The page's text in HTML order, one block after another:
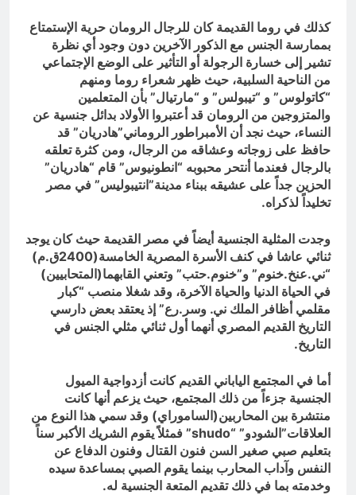
كذلك في روما القديمة كان للرجال الرومان حرية الإستمتاع
بممارسة الجنس مع الذكور الآخرين دون وجود أي نظرة
تشير إلى خسارة الرجولة أو التأثير على الوضع الإجتماعي
من الناحية السلبية، حيث ظهر شعراء روما ومنهم
“كاتولوس” و “تيبولس” و “مارتيال” بأن المتعلمين
والمتزوجين من الرومان قد أعتبروا الأولاد بدائل جنسية عن
النساء، حيث نجد أن الأمبراطور الروماني”هادريان” قد
حافظ على زوجاته وعشاقه من الرجال، ومن كثرة تعلقه
بالرجال فعندما أنتحر محبوبه “انطونيوس” قام “هادريان”
الحزين جداً على عشيقه ببناء مدينة”انتيبوليس” في مصر
تخليداً لذكراه.
وجدت المثلية الجنسية أيضاً في مصر القديمة حيث كان يوجد
ثنائي عاشا في كنف الأسرة المصرية الخامسة(2400ق.م)
“ني.عنخ.خنوم” و”خنوم.حتب” وتعني القابهما(المتحابيين)
في الحياة الدنيا والحياة الآخرة، وقد شغلا منصب “كبار
مقلمي أظافر الملك ني. وسر.رع” إذ يعتقد بعض دارسي
التاريخ القديم المصري أنهما أول ثنائي مثلي الجنس في
التاريخ.
أما في المجتمع الياباني القديم كانت أزدواجية الميول
الجنسية جزءاً من ذلك المجتمع، حيث يزعم أنها كانت
منتشرة بين المحاربين(الساموراي) وقد سمي هذا النوع من
العلاقات”الشودو” “shudo” فمثلاً يقوم الشريك الأكبر سناً
بتعليم صبي صغير السن فنون القتال وفنون الدفاع عن
النفس وآداب المحارب بينما يقوم الصبي بمساعدة سيده
وخدمته بما في ذلك تقديم المتعة الجنسية له.